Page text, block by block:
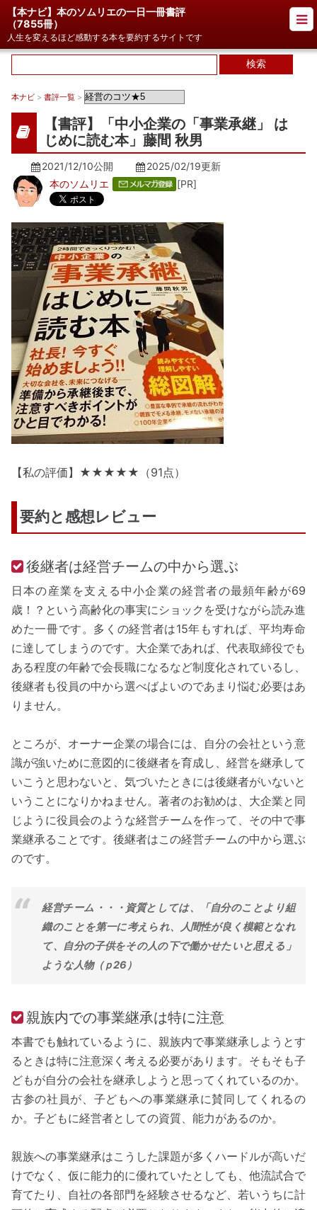
【本ナビ】本のソムリエの一日一冊書評
（7855冊）
人生を変えるほど感動する本を要約するサイトです
本ナビ > 書評一覧 >
【書評】「中小企業の「事業承継」 は
じめに読む本」藤間 秋男
2021/12/10公開 2025/02/19更新
本のソムリエ
[PR]
【私の評価】★★★★★（91点）
要約と感想レビュー
後継者は経営チームの中から選ぶ
日本の産業を支える中小企業の経営者の最頻年齢が69
歳！？という高齢化の事実にショックを受けながら読み進
めた一冊です。多くの経営者は15年もすれば、平均寿命
に達してしまうのです。大企業であれば、代表取締役でも
ある程度の年齢で会長職になるなど制度化されているし、
後継者も役員の中から選べばよいのであまり悩む必要はあ
りません。
ところが、オーナー企業の場合には、自分の会社という意
識が強いために意図的に後継者を育成し、経営を継承して
いこうと思わないと、気づいたときには後継者がいないと
いうことになりかねません。著者のお勧めは、大企業と同
じように役員会のような経営チームを作って、その中で事
業継承ることです。後継者はこの経営チームの中から選ぶ
のです。
経営チーム・・・資質としては、「自分のことより組
織のことを第一に考えられ、人間性が良く模範となれ
て、自分の子供をその人の下で働かせたいと思える」
ような人物（ｐ26）
親族内での事業継承は特に注意
本書でも触れているように、親族内で事業継承しようとす
るときは特に注意深く考える必要があります。そもそも子
どもが自分の会社を継承しようと思ってくれているのか。
古参の社員が、子どもへの事業継承に賛同してくれるの
か。子どもに経営者としての資質、能力があるのか。
親族への事業継承はこうした課題が多くハードルが高いだ
けでなく、仮に能力的に優れていたとしても、他流試合で
育てたり、自社の各部門を経験させるなど、若いうちに計